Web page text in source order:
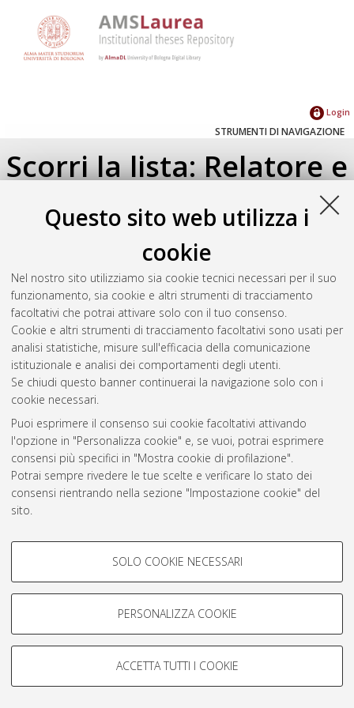
Questo sito web utilizza i
cookie
Nel nostro sito utilizziamo sia cookie tecnici necessari per il suo
funzionamento, sia cookie e altri strumenti di tracciamento
facoltativi che potrai attivare solo con il tuo consenso.
Cookie e altri strumenti di tracciamento facoltativi sono usati per
analisi statistiche, misure sull'efficacia della comunicazione
istituzionale e analisi dei comportamenti degli utenti.
Se chiudi questo banner continuerai la navigazione solo con i
cookie necessari.
Puoi esprimere il consenso sui cookie facoltativi attivando
l'opzione in "Personalizza cookie" e, se vuoi, potrai esprimere
consensi più specifici in "Mostra cookie di profilazione".
Potrai sempre rivedere le tue scelte e verificare lo stato dei
consensi rientrando nella sezione "Impostazione cookie" del
sito.
COOKIE DI PROFILAZIONE -
Si tratta di cookie utilizzati per analizzare le caratteristiche della
navigazione degli utenti, creare profili in base al loro comportamento
Mostra cookie di profilazione
COOKIE TECNICI - NECESSARI
SOLO COOKIE NECESSARI
PERSONALIZZA COOKIE
ACCETTA TUTTI I COOKIE
Login
STRUMENTI DI NAVIGAZIONE
Scorri la lista: Relatore e
Correlatore
Seleziona un valore dall'elenco sottostante.
2019(1)
Atom
Rss 1.0
Rss 2.0
AMS Laurea
Servizio implementato e gestito da AlmaDL
Impostazioni Cookie
© ALMA MATER STUDIORUM - Università di Bologna, 2007-2026.